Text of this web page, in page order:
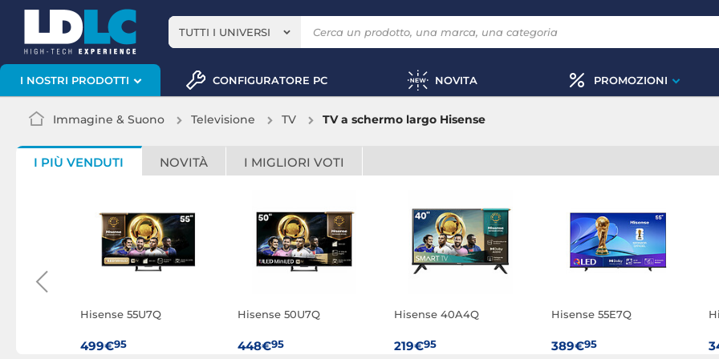
TUTTI I UNIVERSI
I NOSTRI PRODOTTI CONFIGURATORE PC NOVITA PROMOZIONI
Immagine & Suono Televisione TV TV a schermo largo Hisense
I PIÙ VENDUTI NOVITÀ I MIGLIORI VOTI
Hisense 55U7Q
499€95
Hisense 50U7Q
448€95
Hisense 40A4Q
219€95
Hisense 55E7Q
389€95